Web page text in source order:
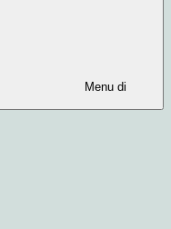
Menu di